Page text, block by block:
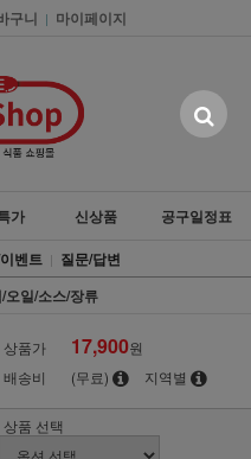
구니 | 마이페이지
가 신상품
공구일정표
벤트 | 질문/답변
오일/소스/장류
상품가 17,900원
배송비
(무료) 지역별
상품 선택